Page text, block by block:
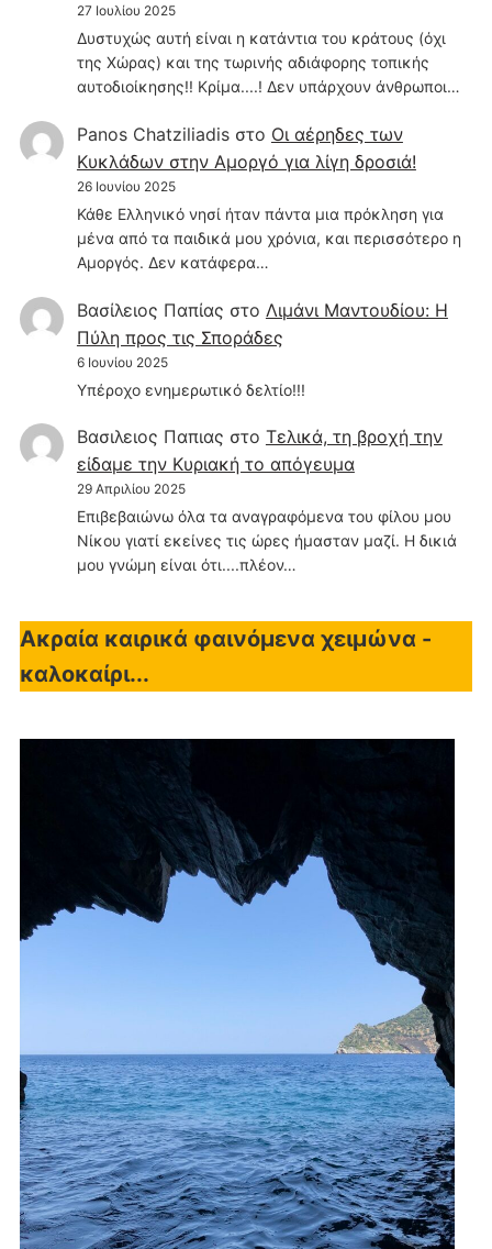
27 Ιουλίου 2025
Δυστυχώς αυτή είναι η κατάντια του κράτους (όχι
της Χώρας) και της τωρινής αδιάφορης τοπικής
αυτοδιοίκησης!! Κρίμα....! Δεν υπάρχουν άνθρωποι…
Panos Chatziliadisστο Οι αέρηδες των
Κυκλάδων στην Αμοργό για λίγη δροσιά!
26 Ιουνίου 2025
Κάθε Ελληνικό νησί ήταν πάντα μια πρόκληση για
μένα από τα παιδικά μου χρόνια, και περισσότερο η
Αμοργός. Δεν κατάφερα…
Βασίλειος Παπίας στο Λιμάνι Μαντουδίου: Η
Πύλη προς τις Σποράδες
6 Ιουνίου 2025
Υπέροχο ενημερωτικό δελτίο!!!
Βασιλειος Παπιας στο Τελικά, τη βροχή την
είδαμε την Κυριακή το απόγευμα
29 Απριλίου 2025
Επιβεβαιώνω όλα τα αναγραφόμενα του φίλου μου
Νίκου γιατί εκείνες τις ώρες ήμασταν μαζί. Η δικιά
μου γνώμη είναι ότι....πλέον…
Ακραία καιρικά φαινόμενα χειμώνα -
καλοκαίρι...